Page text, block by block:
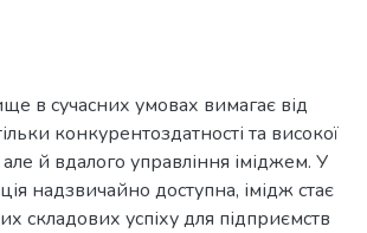
в сучасних умовах вимагає від
конкурентоздатності та високої
але й вдалого управління іміджем. У
надзвичайно доступна, імідж стає
складових успіху для підприємств